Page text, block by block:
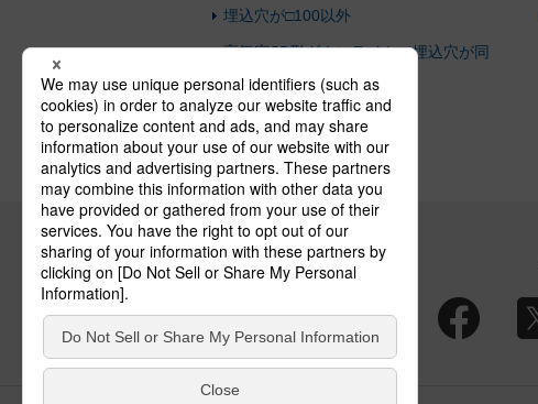
埋込穴が□100以外
高気密SB形ダウンライト（埋込穴が同